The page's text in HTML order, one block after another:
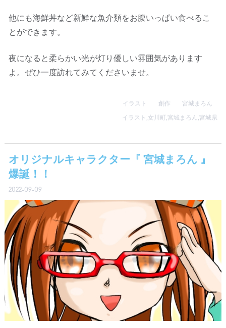
他にも海鮮丼など新鮮な魚介類をお腹いっぱい食べるこ
とができます。
夜になると柔らかい光が灯り優しい雰囲気があります
よ。ぜひ一度訪れてみてくださいませ。
イラスト 創作
宮城まろん
イラスト ,女川町 ,宮城まろん,宮城県
オリジナルキャラクター『 宮城まろん 』
爆誕！！
2022-09-09